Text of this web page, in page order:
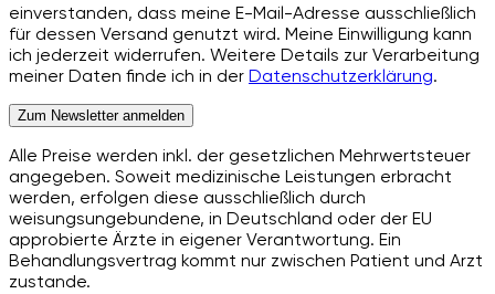
einverstanden, dass meine E-Mail-Adresse ausschließlich
für dessen Versand genutzt wird. Meine Einwilligung kann
ich jederzeit widerrufen. Weitere Details zur Verarbeitung
meiner Daten finde ich in der Datenschutzerklärung.
Zum Newsletter anmelden
Alle Preise werden inkl. der gesetzlichen Mehrwertsteuer
angegeben. Soweit medizinische Leistungen erbracht
werden, erfolgen diese ausschließlich durch
weisungsungebundene, in Deutschland oder der EU
approbierte Ärzte in eigener Verantwortung. Ein
Behandlungsvertrag kommt nur zwischen Patient und Arzt
zustande.